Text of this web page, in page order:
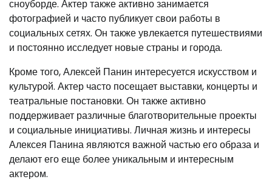
сноуборде. Актер также активно занимается
фотографией и часто публикует свои работы в
социальных сетях. Он также увлекается путешествиями
и постоянно исследует новые страны и города.
Кроме того, Алексей Панин интересуется искусством и
культурой. Актер часто посещает выставки, концерты и
театральные постановки. Он также активно
поддерживает различные благотворительные проекты
и социальные инициативы. Личная жизнь и интересы
Алексея Панина являются важной частью его образа и
делают его еще более уникальным и интересным
актером.